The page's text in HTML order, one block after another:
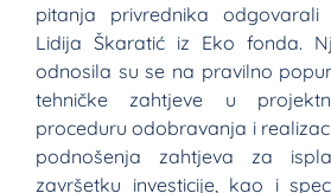
pitanja privrednika odgovarali
Lidija Škaratić iz Eko fonda.
odnosila su se na pravilno
tehničke zahtjeve u
proceduru odobravanja i
podnošenja zahtjeva za
završetku investicije, kao i